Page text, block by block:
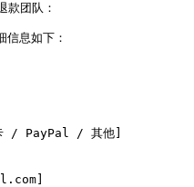
团队：
信息如下：
/ PayPal / 其他]